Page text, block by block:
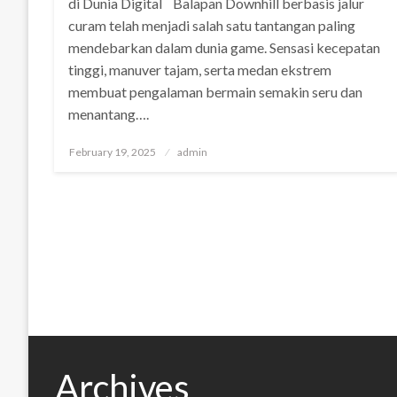
curam telah menjadi salah satu tantangan paling
mendebarkan dalam dunia game. Sensasi kecepatan
tinggi, manuver tajam, serta medan ekstrem
membuat pengalaman bermain semakin seru dan
menantang….
Posted
February 19, 2025 admin
Archives